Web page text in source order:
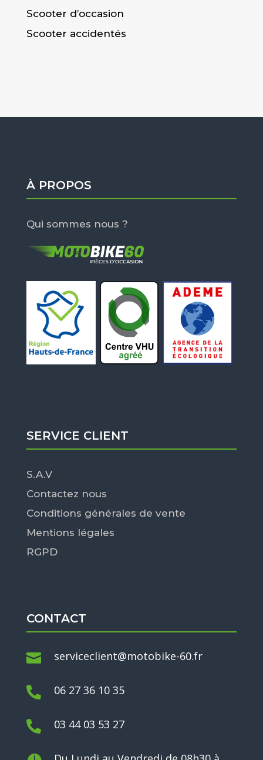
Scooter d’occasion
Scooter accidentés
À PROPOS
Qui sommes nous ?
SERVICE CLIENT
S.A.V
Contactez nous
Conditions générales de vente
Mentions légales
RGPD
CONTACT
 serviceclient@motobike-60.fr
 06 27 36 10 35
 03 44 03 53 27